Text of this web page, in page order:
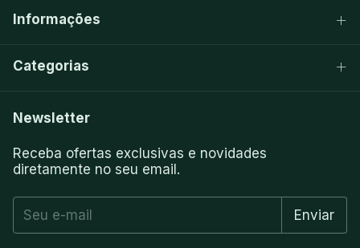
Informações
Categorias
Newsletter
Receba ofertas exclusivas e novidades
diretamente no seu email.